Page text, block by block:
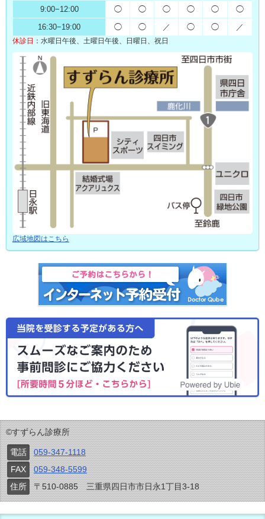
9:00−12:00 ◯ ◯ ◯ ◯ ◯
◯
16:30−19:00 ◯ ◯ ／ ◯ ◯ ／
休診日 ： 水曜日午後、土曜日午後、 日曜日、祝日
広域地図はこちら
©すずらん診療所
電話
059-347-1118
FAX
059-348-5599
住所
〒510-0885 三重県四日市市日永1丁目3-18